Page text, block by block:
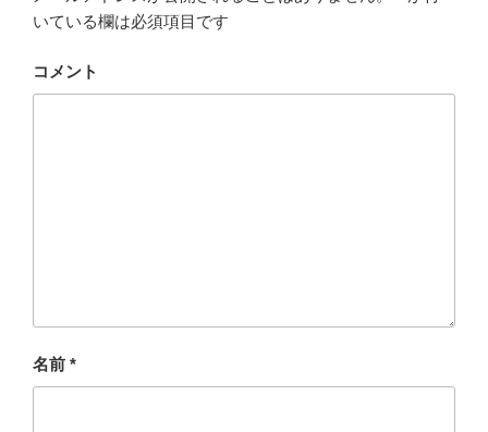
いている欄は必須項目です
コメント
名前 *